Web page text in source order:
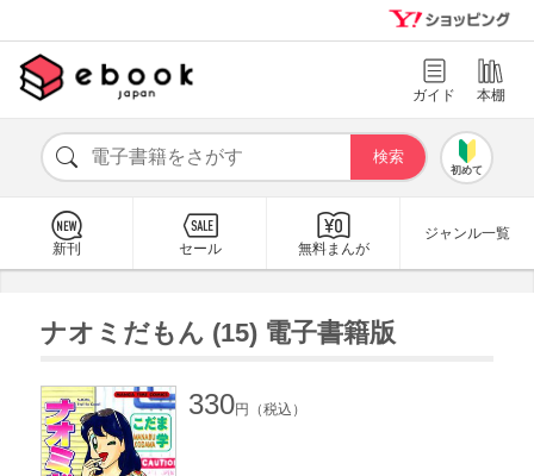
ガイド 本棚
初めて
新刊 セール 無料まんが
ジャンル一覧
ナオミだもん (15) 電子書籍版
330円（税込）